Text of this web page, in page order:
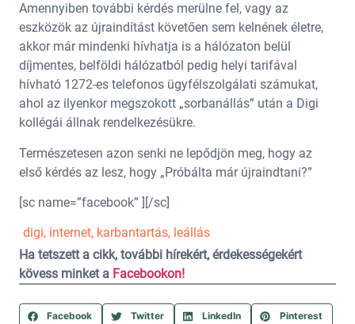
Amennyiben további kérdés merülne fel, vagy az
eszközök az újraindítást követően sem kelnének életre,
akkor már mindenki hívhatja is a hálózaton belül
díjmentes, belföldi hálózatból pedig helyi tarifával
hívható 1272-es telefonos ügyfélszolgálati számukat,
ahol az ilyenkor megszokott „sorbanállás” után a Digi
kollégái állnak rendelkezésükre.
Természetesen azon senki ne lepődjön meg, hogy az
első kérdés az lesz, hogy „Próbálta már újraindtani?”
[sc name=”facebook” ][/sc]
digi, internet, karbantartás, leállás
Ha tetszett a cikk, további hírekért, érdekességekért
kövess minket a Facebookon!
Facebook Twitter LinkedIn Pinterest